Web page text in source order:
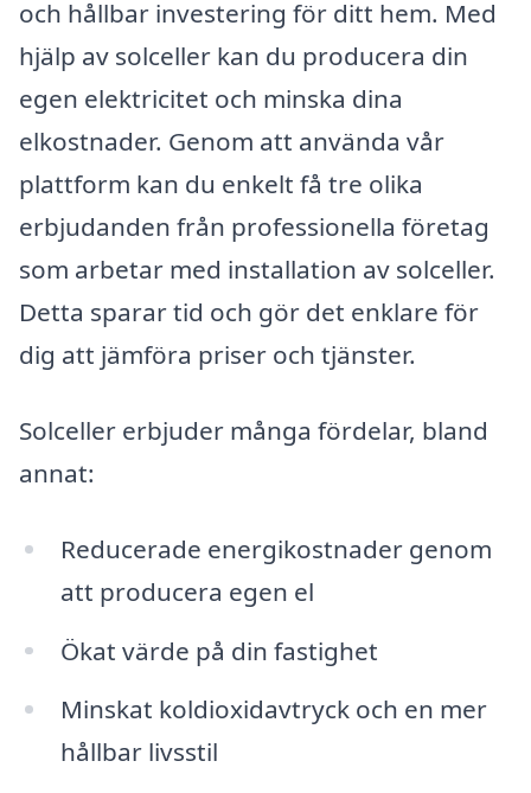
och hållbar investering för ditt hem. Med
hjälp av solceller kan du producera din
egen elektricitet och minska dina
elkostnader. Genom att använda vår
plattform kan du enkelt få tre olika
erbjudanden från professionella företag
som arbetar med installation av solceller.
Detta sparar tid och gör det enklare för
dig att jämföra priser och tjänster.
Solceller erbjuder många fördelar, bland
annat:
Reducerade energikostnader genom
att producera egen el
Ökat värde på din fastighet
Minskat koldioxidavtryck och en mer
hållbar livsstil